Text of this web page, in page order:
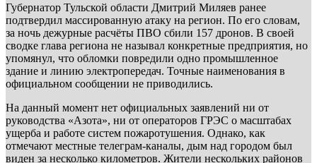
Губернатор Тульской области Дмитрий Миляев ранее
подтвердил массированную атаку на регион. По его словам,
за ночь дежурные расчёты ПВО сбили 157 дронов. В своей
сводке глава региона не называл конкретные предприятия, но
упомянул, что обломки повредили одно промышленное
здание и линию электропередач. Точные наименования в
официальном сообщении не приводились.
На данный момент нет официальных заявлений ни от
руководства «Азота», ни от операторов ГРЭС о масштабах
ущерба и работе систем пожаротушения. Однако, как
отмечают местные телеграм-каналы, дым над городом был
виден за несколько километров. Жители нескольких районов